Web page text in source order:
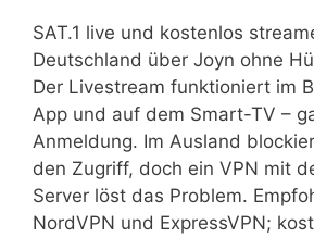
SAT.1 live und kostenlos
Deutschland über Joyn ohne
Der Livestream funktioniert im
App und auf dem Smart-TV –
Anmeldung. Im Ausland
den Zugriff, doch ein VPN mit
Server löst das Problem.
NordVPN und ExpressVPN;